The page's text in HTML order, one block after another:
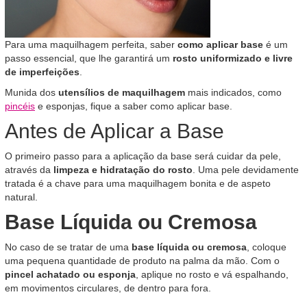
Para uma maquilhagem perfeita, saber como aplicar base é um
passo essencial, que lhe garantirá um rosto uniformizado e livre
de imperfeições
Munida dos utensílios de maquilhagem mais indicados, como
pincéis e esponjas, fique a saber como aplicar base.
Antes de Aplicar a Base
O primeiro passo para a aplicação da base será cuidar da pele,
através da limpeza e hidratação do rosto . Uma pele devidamente
tratada é a chave para uma maquilhagem bonita e de aspeto
natural.
Base Líquida ou Cremosa
No caso de se tratar de uma base líquida ou cremosa , coloque
uma pequena quantidade de produto na palma da mão. Com o
pincel achatado ou esponja , aplique no rosto e vá espalhando,
em movimentos circulares, de dentro para fora.